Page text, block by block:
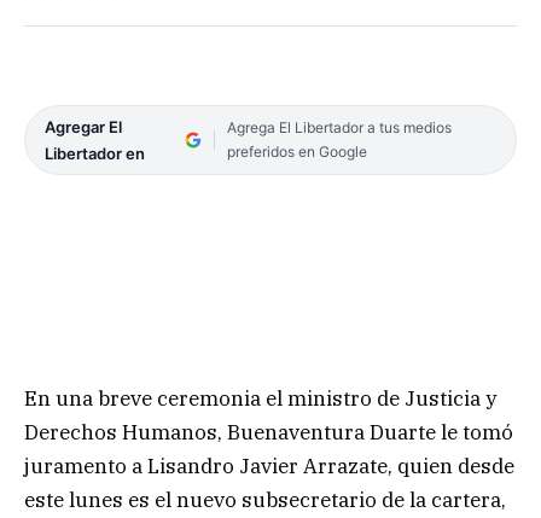
Agregar El
Libertador en
Agrega El Libertador a tus medios
preferidos en Google
En una breve ceremonia el ministro de Justicia y
Derechos Humanos, Buenaventura Duarte le tomó
juramento a Lisandro Javier Arrazate, quien desde
este lunes es el nuevo subsecretario de la cartera,